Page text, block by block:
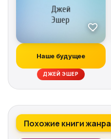
Наше будущее
ДЖЕЙ ЭШЕР
Похожие книги жанра